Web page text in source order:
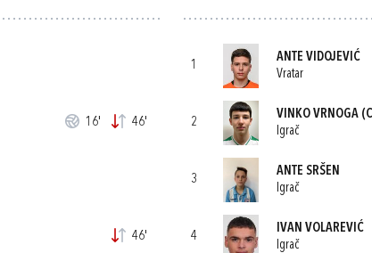
16' 46'
46'
1
ANTE VIDOJEVIĆ
Vratar
2
VINKO VRNOGA
Igrač
3
ANTE SRŠEN
Igrač
4
IVAN VOLAREVIĆ
Igrač